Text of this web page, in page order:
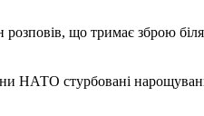
розповів, що тримає зброю
НАТО стурбовані